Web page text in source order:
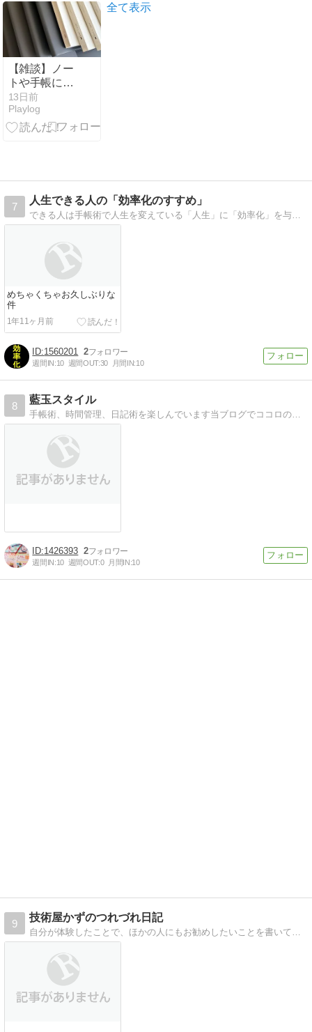
【雑談】ノー
トや手帳につ
いて
13日前
Playlog
全て表示
7
人生できる人の「効率化のすすめ」
できる人は手帳術で人生を変えている「人生」に「効率化」を与えると、時間が10倍になる。効率化で人生を得しましょう。
めちゃくちゃお久しぶりな
件
1年11ヶ月前
1560201 2
週間IN:10 週間OUT:30 月間IN:10
8
藍玉スタイル
手帳術、時間管理、日記術を楽しんでいます当ブログでココロのこりがほぐれたら、とてもハッピーです。
1426393 2
週間IN:10 週間OUT:0 月間IN:10
9
技術屋かずのつれづれ日記